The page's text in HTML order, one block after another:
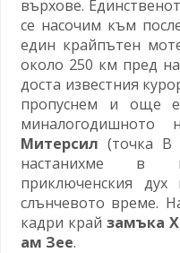
върхове.
се насочим към
един крайпътен
около 250 км пред
доста известния
пропуснем и още
Митерсил (точка B
настанихме в
приключенския
слънчевото време.
кадри крайзамъка
ам Зее.